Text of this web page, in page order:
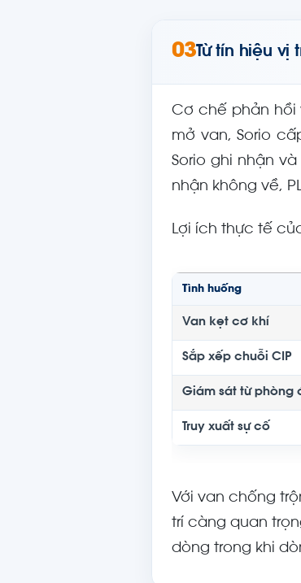
03Từ tín hiệu vị
Cơ chế phản hồi
mở van, Sorio
Sorio ghi nhận
nhận không về,
Lợi ích thực tế
Tình huống
Van kẹt cơ khí
Sắp xếp chuỗi CIP
Giám sát từ phòng
Truy xuất sự cố
Với van chống
trí càng quan
dòng trong khi